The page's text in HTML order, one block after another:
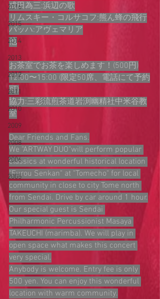
2016
2015
2014
2013
2012
2011
2010
2009
2008
2006
2005
成田為三:浜辺の歌
リムスキー・コルサコフ:熊ん蜂の飛行
バッハ:アヴェマリア
他
お茶室でお茶を楽しめます！(500円)
12:00〜15:00 (限定50席、電話にて予約
可)
協力:三彩流煎茶道岩渕幽精社中米谷教
室
Dear Friends and Fans.
We "ARTWAY DUO"will perform popular
classics at wonderful historical location
"Furou Senkan" at "Tomecho" for local
community in close to city Tome north
from Sendai. Drive by car around 1 hour.
Our special guest is Sendai
Philharmonic Percussionist Masaya
TAKEUCHI (marimba). We will play in
open space what makes this concert
very special.
Anybody is welcome. Entry fee is only
500 yen. You can enjoy this wonderful
location with warm community.